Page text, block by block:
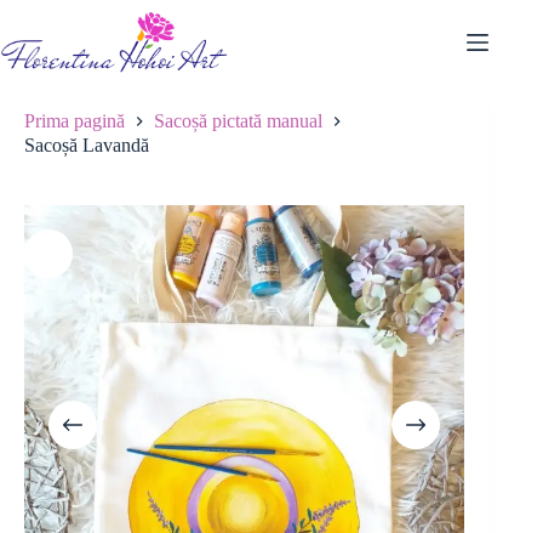
conținut
Prima pagină
Sacoșă pictată manual
Sacoșă Lavandă